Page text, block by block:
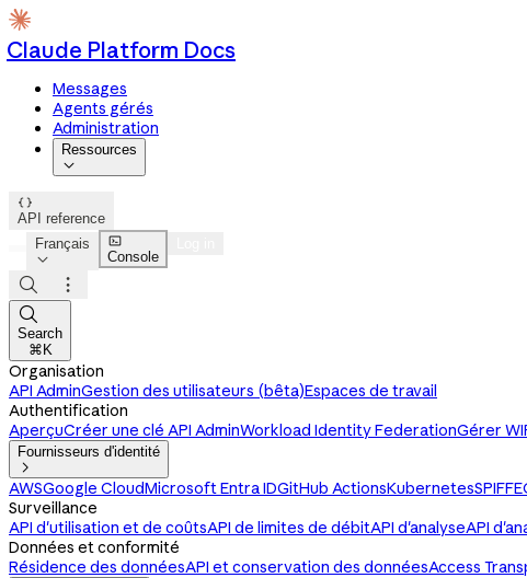
Claude Platform Docs
Messages
Agents gérés
Administration
Ressources


API reference
Français


Console



Search
⌘K
Organisation
API AdminGestion des utilisateurs (bêta)Espaces de travail
Authentification
AperçuCréer une clé API AdminWorkload Identity FederationGérer
Fournisseurs d'identité

AWSGoogle CloudMicrosoft Entra IDGitHub ActionsKubernetesSPIFFE
Surveillance
API d'utilisation et de coûtsAPI de limites de débitAPI d'analyseAPI
Données et conformité
Résidence des donnéesAPI et conservation des donnéesAccess